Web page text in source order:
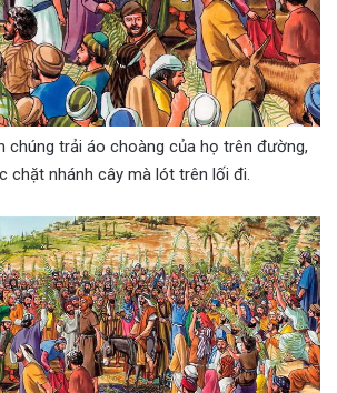
chúng trải áo choàng của họ trên đường,
chặt nhánh cây mà lót trên lối đi.